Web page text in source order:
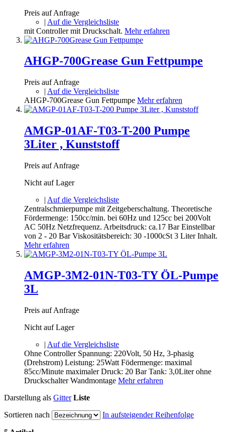
Preis auf Anfrage
| Auf die Vergleichsliste
mit Controller mit Druckschalt. Mehr erfahren
AHGP-700Grease Gun Fettpumpe
Preis auf Anfrage
| Auf die Vergleichsliste
AHGP-700Grease Gun Fettpumpe Mehr erfahren
AMGP-01AF-T03-T-200 Pumpe
3Liter , Kunststoff
Preis auf Anfrage
Nicht auf Lager
| Auf die Vergleichsliste
Zentralschmierpumpe mit Zeitgeberschaltung. Theoretische
Fördermenge: 150cc/min. bei 60Hz und 125cc bei 200Volt
AC 50Hz Netzfrequenz. Arbeitsdruck: ca.17 Bar Einstellbar
von 2 - 20 Bar Viskositätsbereich: 30 -1000cSt 3 Liter Inhalt.
Mehr erfahren
AMGP-3M2-01N-T03-TY ÖL-Pumpe
3L
Preis auf Anfrage
Nicht auf Lager
| Auf die Vergleichsliste
Ohne Controller Spannung: 220Volt, 50 Hz, 3-phasig
(Drehstrom) Leistung: 25Watt Födermenge: maximal
85cc/Minute maximaler Druck: 20 Bar Tank: 3,0Liter ohne
Druckschalter Wandmontage Mehr erfahren
Darstellung als Gitter Liste
Sortieren nach
In aufsteigender Reihenfolge